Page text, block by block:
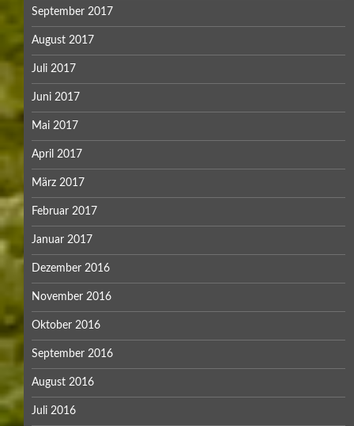
September 2017
August 2017
Juli 2017
Juni 2017
Mai 2017
April 2017
März 2017
Februar 2017
Januar 2017
Dezember 2016
November 2016
Oktober 2016
September 2016
August 2016
Juli 2016